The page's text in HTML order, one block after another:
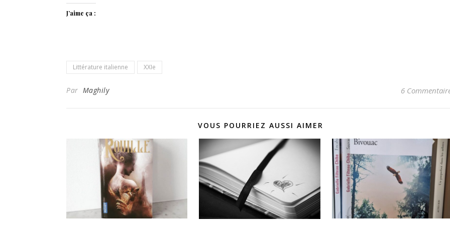
J’aime ça :
Littérature italienne XXIe
Par Maghily 6
VOUS POURRIEZ AUSSI AIMER